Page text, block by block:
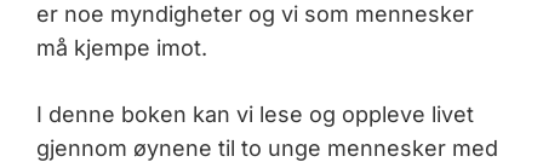
er noe myndigheter og vi som mennesker
må kjempe imot.
I denne boken kan vi lese og oppleve livet
gjennom øynene til to unge mennesker med